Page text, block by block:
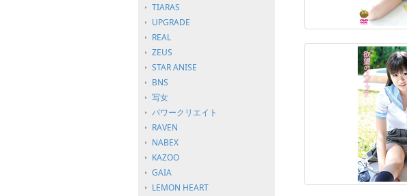
TIARAS
UPGRADE
REAL
ZEUS
STAR ANISE
BNS
写女
パワークリエイト
RAVEN
NABEX
KAZOO
GAIA
LEMON HEART